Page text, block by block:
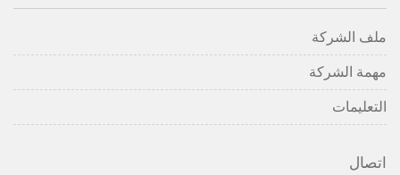
ملف الشركة
مهمة الشركة
التعليمات
اتصال